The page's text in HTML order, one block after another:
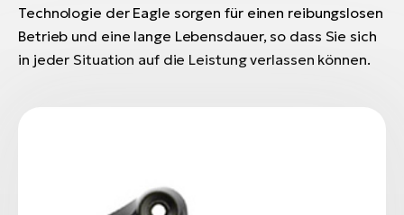
Technologie der Eagle sorgen für einen reibungslosen
Betrieb und eine lange Lebensdauer, so dass Sie sich
in jeder Situation auf die Leistung verlassen können.